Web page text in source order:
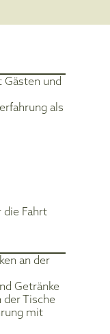
und
als
die Fahrt
an der
Getränke
der Tische
mit